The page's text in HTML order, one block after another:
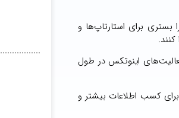
برای استارتاپ‌ها و
اینوتکس در طول
کسب اطلاعات بیشتر و